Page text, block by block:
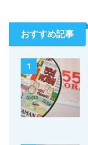
おすすめ記事
1